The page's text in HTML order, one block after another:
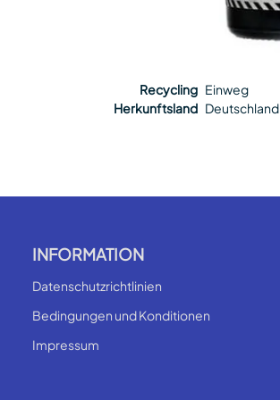
Recycling Einweg
Herkunftsland Deutschland
INFORMATION
Datenschutzrichtlinien
Bedingungen und Konditionen
Impressum